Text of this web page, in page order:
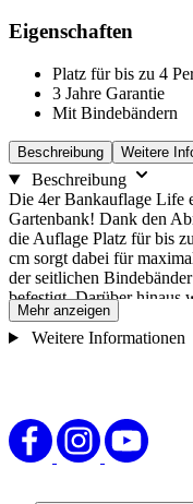
zu
wechseln.
Eigenschaften
Platz für bis zu 4
3 Jahre Garantie
Mit Bindebändern
Beschreibung Weitere
Beschreibung
Die 4er Bankauflage Life
Gartenbank! Dank den
die Auflage Platz für bis
cm sorgt dabei für
der seitlichen
befestigt. Darüber hinaus
Vliesfüllung verwendet.
Tuch abgewischt werden.
Mehr anzeigen
Weitere Informationen